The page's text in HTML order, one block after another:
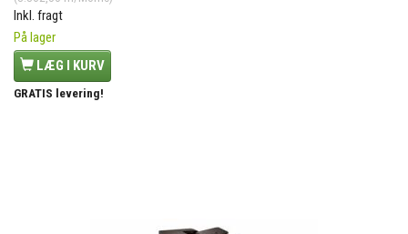
Inkl. fragt
På lager
LÆG I KURV
GRATIS levering!